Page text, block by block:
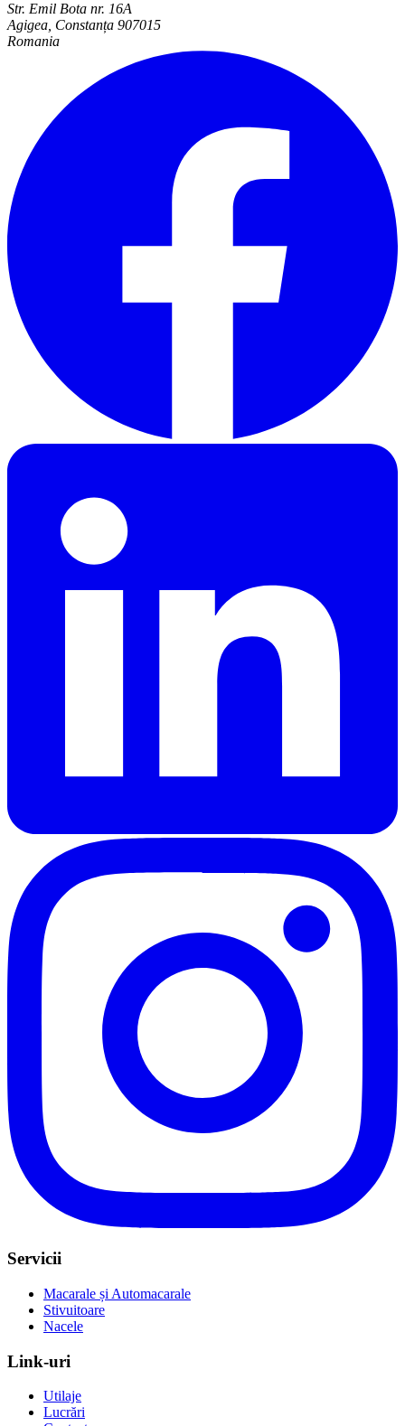
Str. Emil Bota nr. 16A
Agigea, Constanța 907015
Romania
Servicii
Macarale și Automacarale
Stivuitoare
Nacele
Link-uri
Utilaje
Lucrări